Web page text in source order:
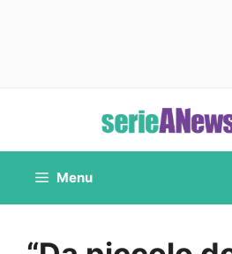
contenuto
Menu